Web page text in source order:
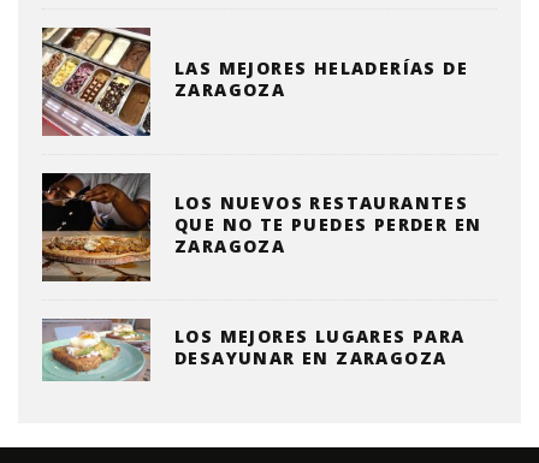
LAS MEJORES HELADERÍAS DE
ZARAGOZA
LOS NUEVOS RESTAURANTES
QUE NO TE PUEDES PERDER EN
ZARAGOZA
LOS MEJORES LUGARES PARA
DESAYUNAR EN ZARAGOZA